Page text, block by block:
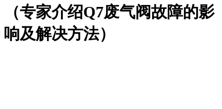
（专家介绍Q7废气阀故障的影
响及解决方法）